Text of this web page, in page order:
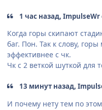
1 час назад, ImpulseWr
Когда горы скипают
баг. Пон. Так к слову,
эффективнее с чк.
Чк с 2 веткой шуткой для
13 минут назад,
И почему нету тем по